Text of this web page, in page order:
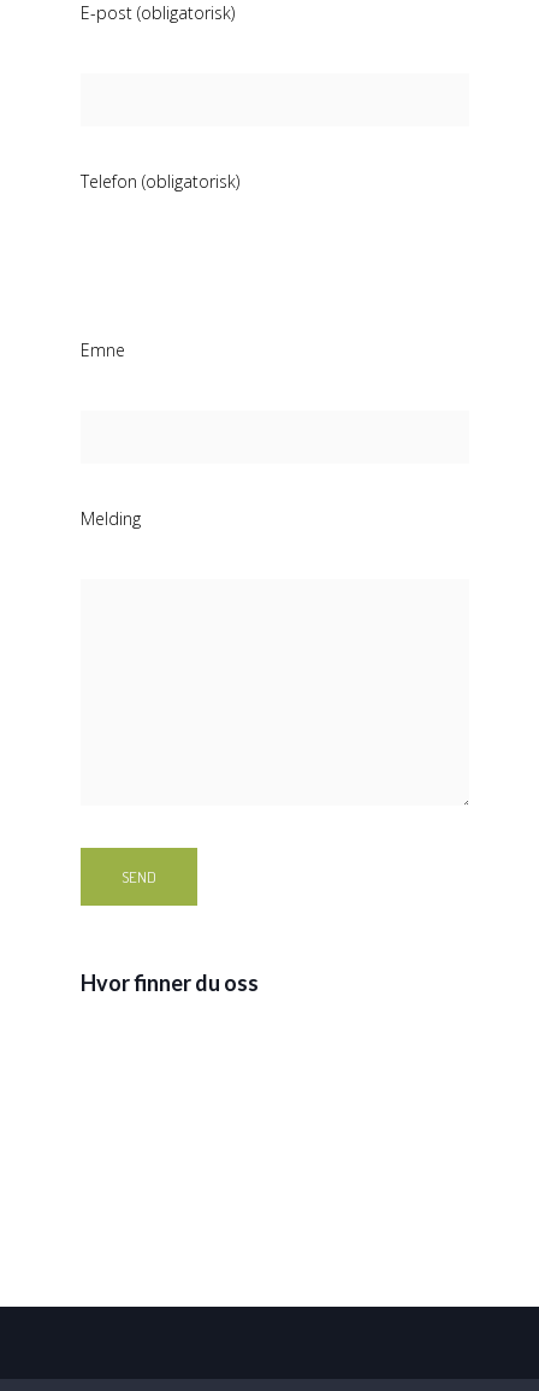
E-post (obligatorisk)
Telefon (obligatorisk)
Emne
Melding
Hvor finner du oss